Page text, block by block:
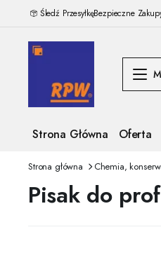
Śledź PrzesyłkęBezpieczne
Strona Główna Oferta
Strona główna Chemia,
Pisak do